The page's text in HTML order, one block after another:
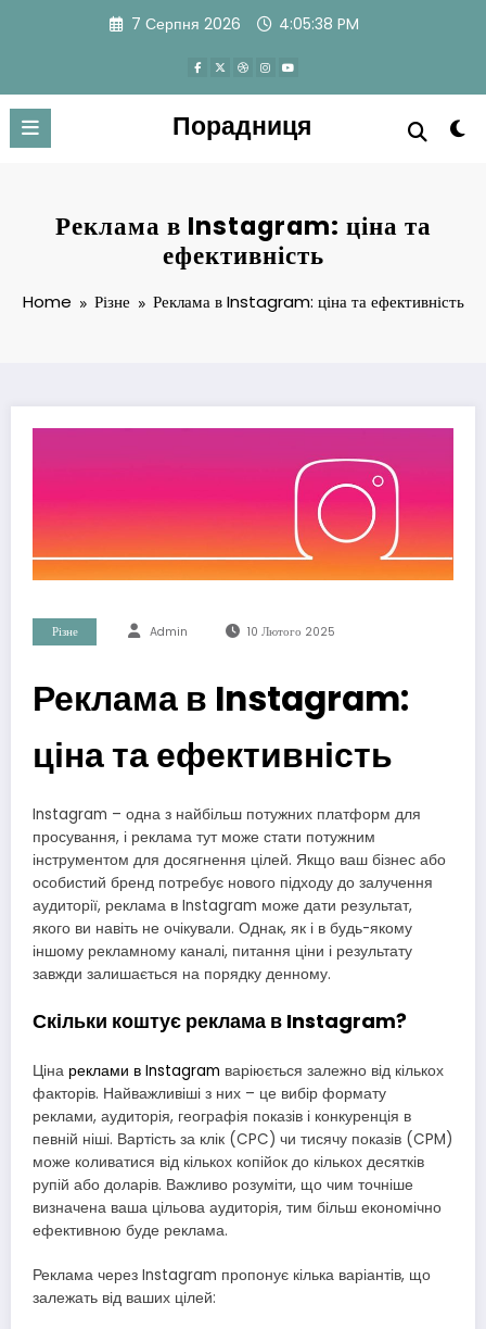
7 Серпня 2026 4:05:38 PM
Порадниця
Реклама в Instagram: ціна та
ефективність
Home Різне Реклама в Instagram: ціна та ефективність
Різне Admin 10 Лютого 2025
Реклама в Instagram:
ціна та ефективність
Instagram – одна з найбільш потужних платформ для
просування, і реклама тут може стати потужним
інструментом для досягнення цілей. Якщо ваш бізнес або
особистий бренд потребує нового підходу до залучення
аудиторії, реклама в Instagram може дати результат,
якого ви навіть не очікували. Однак, як і в будь-якому
іншому рекламному каналі, питання ціни і результату
завжди залишається на порядку денному.
Скільки коштує реклама в Instagram?
Ціна реклами в Instagram варіюється залежно від кількох
факторів. Найважливіші з них – це вибір формату
реклами, аудиторія, географія показів і конкуренція в
певній ніші. Вартість за клік (CPC) чи тисячу показів (CPM)
може коливатися від кількох копійок до кількох десятків
рупій або доларів. Важливо розуміти, що чим точніше
визначена ваша цільова аудиторія, тим більш економічно
ефективною буде реклама.
Реклама через Instagram пропонує кілька варіантів, що
залежать від ваших цілей: